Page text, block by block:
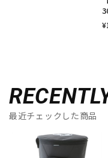
¥
最近チェックした商品